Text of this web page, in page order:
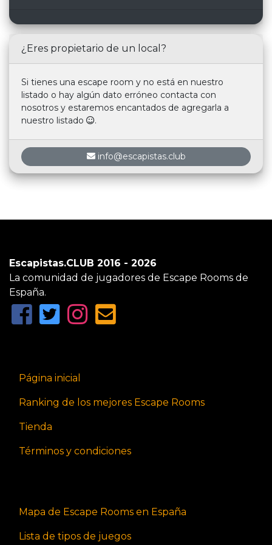
¿Eres propietario de un local?
Si tienes una escape room y no está en nuestro
listado o hay algún dato erróneo contacta con
nosotros y estaremos encantados de agregarla a
nuestro listado
.
info@escapistas.club
Escapistas.CLUB 2016 - 2026
La comunidad de jugadores de Escape Rooms de
España.
Página inicial
Ranking de los mejores Escape Rooms
Tienda
Términos y condiciones
Mapa de Escape Rooms en España
Lista de tipos de juegos